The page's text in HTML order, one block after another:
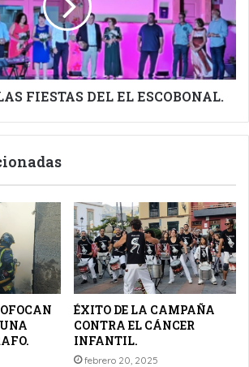
FIESTAS DEL EL ESCOBONAL.
ÉXITO DE LA CAMPAÑA
CONTRA EL CÁNCER
INFANTIL.
febrero 20, 2025